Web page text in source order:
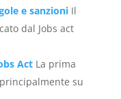
e sanzioni Il
dal Jobs act
Act La prima
su